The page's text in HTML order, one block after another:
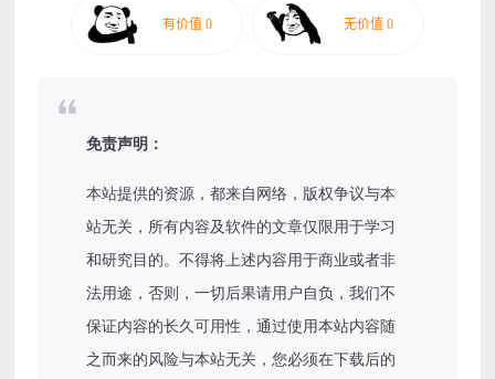
免责声明：
本站提供的资源，都来自网络，版权争议与本
站无关，所有内容及软件的文章仅限用于学习
和研究目的。不得将上述内容用于商业或者非
法用途，否则，一切后果请用户自负，我们不
保证内容的长久可用性，通过使用本站内容随
之而来的风险与本站无关，您必须在下载后的